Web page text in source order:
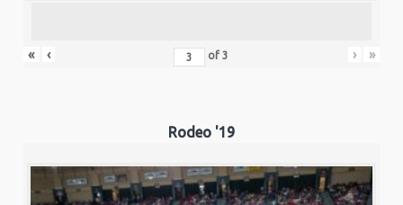
« ‹ of3 › »
Rodeo '19